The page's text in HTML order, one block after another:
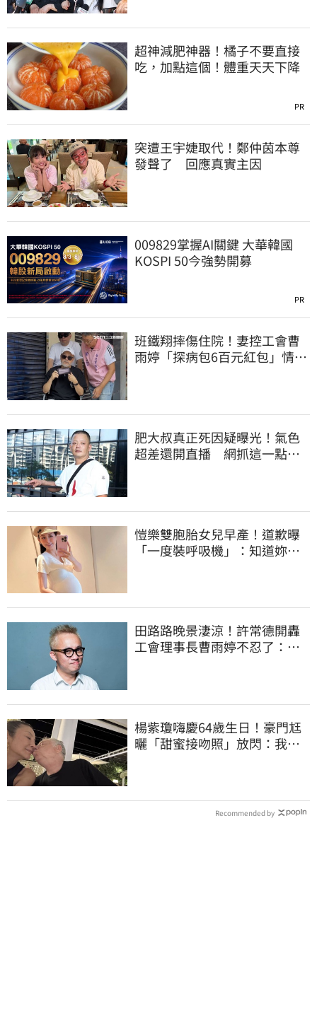
超神減肥神器！橘子不要直接
吃，加點這個！體重天天下降
PR
突遭王宇婕取代！鄭仲茵本尊
發聲了 回應真實主因
009829掌握AI關鍵 大華韓國
KOSPI 50今強勢開募
PR
班鐵翔摔傷住院！妻控工會曹
雨婷「探病包6百元紅包」情
肥大叔真正死因疑曝光！氣色
超差還開直播 網抓這一點超
愷樂雙胞胎女兒早產！道歉曝
「一度裝呼吸機」：知道妳們
田路路晚景淒涼！許常德開轟
工會理事長曹雨婷不忍了：別
楊紫瓊嗨慶64歲生日！豪門尪
曬「甜蜜接吻照」放閃：我親
Recommended by